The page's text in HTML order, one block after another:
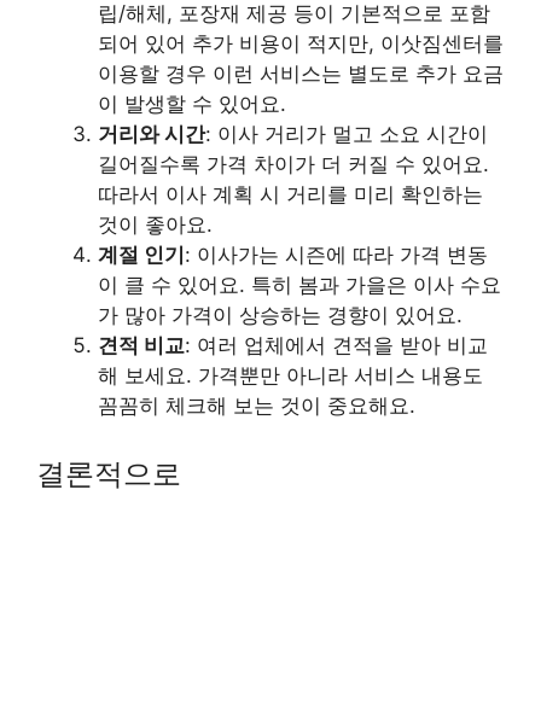
립/해체, 포장재 제공 등이 기본적으로 포함
되어 있어 추가 비용이 적지만, 이삿짐센터를
이용할 경우 이런 서비스는 별도로 추가 요금
이 발생할 수 있어요.
거리와 시간: 이사 거리가 멀고 소요 시간이
길어질수록 가격 차이가 더 커질 수 있어요.
따라서 이사 계획 시 거리를 미리 확인하는
것이 좋아요.
계절 인기 : 이사가는 시즌에 따라 가격 변동
이 클 수 있어요. 특히 봄과 가을은 이사 수요
가 많아 가격이 상승하는 경향이 있어요.
견적 비교: 여러 업체에서 견적을 받아 비교
해 보세요. 가격뿐만 아니라 서비스 내용도
꼼꼼히 체크해 보는 것이 중요해요.
결론적으로